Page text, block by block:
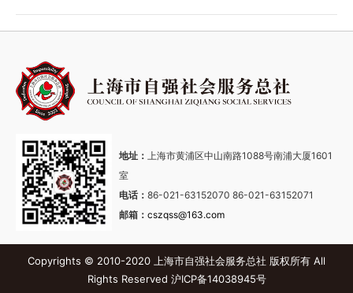
地址： 上海市黄浦区中山南路1088号南浦大厦1601
室
电话： 86-021-63152070 86-021-63152071
邮箱： cszqss@163.com
Copyrights © 2010-2020 上海市自强社会服务总社 版权所有 All
Rights Reserved 沪ICP备14038945号